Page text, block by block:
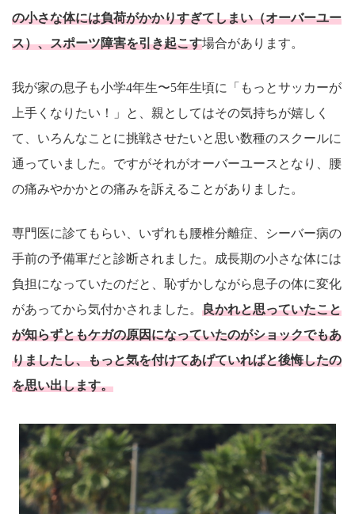
の小さな体には負荷がかかりすぎてしまい（オーバーユー
ス）、スポーツ障害を引き起こす場合があります。
我が家の息子も小学4年生〜5年生頃に「もっとサッカーが
上手くなりたい！」と、親としてはその気持ちが嬉しく
て、いろんなことに挑戦させたいと思い数種のスクールに
通っていました。ですがそれがオーバーユースとなり、腰
の痛みやかかとの痛みを訴えることがありました。
専門医に診てもらい、いずれも腰椎分離症、シーバー病の
手前の予備軍だと診断されました。成長期の小さな体には
負担になっていたのだと、恥ずかしながら息子の体に変化
があってから気付かされました。 良かれと思っていたこと
が知らずともケガの原因になっていたのがショックでもあ
りましたし、もっと気を付けてあげていればと後悔したの
を思い出します。